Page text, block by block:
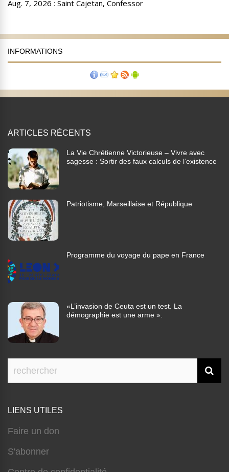
INFORMATIONS
ARTICLES RÉCENTS
La Vie Chrétienne Victorieuse – Vivre avec
sagesse : Sortir des faux calculs de l’existence
Patriotisme, Marseillaise et République
Programme du voyage du pape en France
«L’invasion de Ceuta est un test. La
démographie est une arme ».
LIENS UTILES
Faire un don
S'abonner